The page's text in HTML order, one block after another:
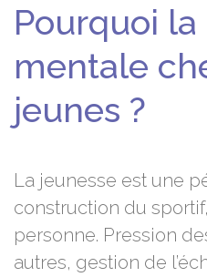
Pourquoi
mentale
jeunes ?
La jeunesse est une
construction du
personne. Pression
autres, gestion de